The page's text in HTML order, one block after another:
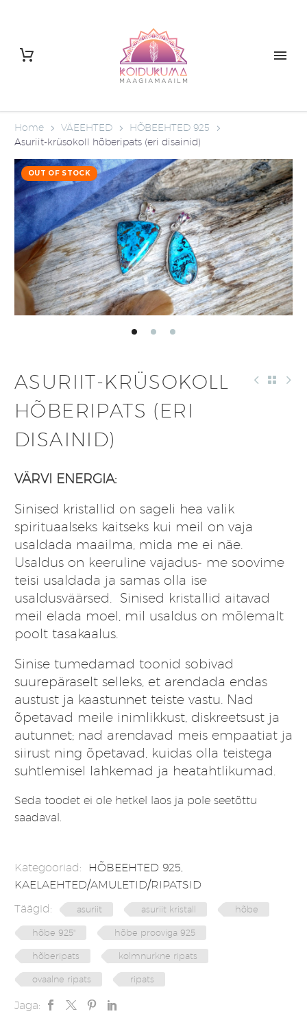
Home VÄEEHTED
HÕBEEHTED 925
Asuriit-krüsokoll hõberipats (eri disainid)
OUT OF STOCK
ASURIIT-KRÜSOKOLL
HÕBERIPATS (ERI
DISAINID)
VÄRVI ENERGIA:
Sinised kristallid on sageli hea valik
spirituaalseks kaitseks kui meil on vaja
usaldada maailma, mida me ei näe.
Usaldus on keeruline vajadus- me soovime
teisi usaldada ja samas olla ise
usaldusväärsed. Sinised kristallid aitavad
meil elada moel, mil usaldus on mõlemalt
poolt tasakaalus.
Sinise tumedamad toonid sobivad
suurepäraselt selleks, et arendada endas
austust ja kaastunnet teiste vastu. Nad
õpetavad meile inimlikkust, diskreetsust ja
autunnet; nad arendavad meis empaatiat ja
siirust ning õpetavad, kuidas olla teistega
suhtlemisel lahkemad ja heatahtlikumad.
Seda toodet ei ole hetkel laos ja pole seetõttu
saadaval.
Kategooriad: HÕBEEHTED 925
KAELAEHTED/AMULETID/RIPATSID
Täägid:
asuriit asuriit kristall hõbe
hõbe 925" hõbe prooviga 925
hõberipats kolmnurkne ripats
ovaalne ripats ripats
Jaga: